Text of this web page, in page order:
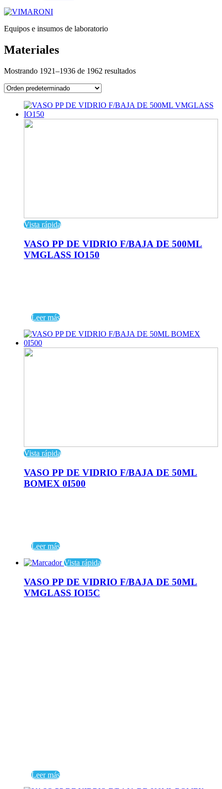
Equipos e insumos de laboratorio
Materiales
Mostrando 1921–1936 de 1962 resultados
Vista rápida
VASO PP DE VIDRIO F/BAJA DE 500ML
VMGLASS IO150
Leer más
Vista rápida
VASO PP DE VIDRIO F/BAJA DE 50ML
BOMEX 0I500
Leer más
Vista rápida
VASO PP DE VIDRIO F/BAJA DE 50ML
VMGLASS IOI5C
Leer más